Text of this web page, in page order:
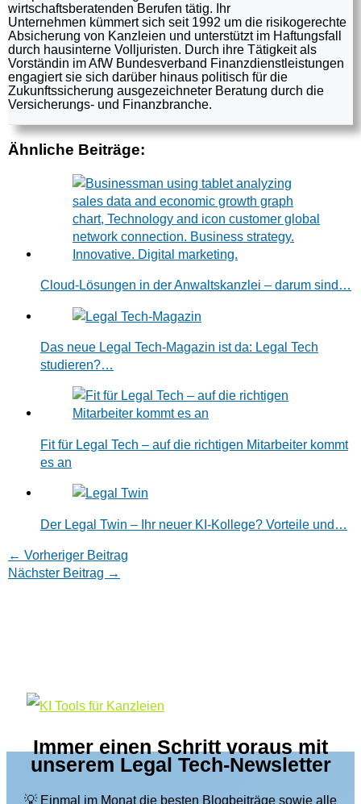
wirtschaftsberatenden Berufen tätig. Ihr
Unternehmen kümmert sich seit 1992 um die risikogerechte
Absicherung von Kanzleien und unterstützt im Haftungsfall
durch hausinterne Volljuristen. Durch ihre Tätigkeit als
Vorständin im AfW Bundesverband Finanzdienstleistungen
engagiert sie sich darüber hinaus politisch für die
Zukunftssicherung ausgezeichneter Beratung durch die
Versicherungs- und Finanzbranche.
Ähnliche Beiträge:
Cloud-Lösungen in der Anwaltskanzlei – darum sind…
Das neue Legal Tech-Magazin ist da: Legal Tech
studieren?…
Fit für Legal Tech – auf die richtigen Mitarbeiter kommt
es an
Der Legal Twin – Ihr neuer KI-Kollege? Vorteile und…
← Vorheriger Beitrag
Nächster Beitrag →
Immer einen Schritt voraus mit
unserem Legal Tech-Newsletter
💡 Einmal im Monat die besten Blogbeiträge sowie alle